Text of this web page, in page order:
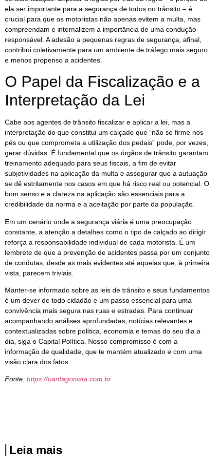
ela ser importante para a segurança de todos no trânsito – é
crucial para que os motoristas não apenas evitem a multa, mas
compreendam e internalizem a importância de uma condução
responsável. A adesão a pequenas regras de segurança, afinal,
contribui coletivamente para um ambiente de tráfego mais seguro
e menos propenso a acidentes.
O Papel da Fiscalização e a
Interpretação da Lei
Cabe aos agentes de trânsito fiscalizar e aplicar a lei, mas a
interpretação do que constitui um calçado que “não se firme nos
pés ou que comprometa a utilização dos pedais” pode, por vezes,
gerar dúvidas. É fundamental que os órgãos de trânsito garantam
treinamento adequado para seus fiscais, a fim de evitar
subjetividades na aplicação da multa e assegurar que a autuação
se dê estritamente nos casos em que há risco real ou potencial. O
bom senso e a clareza na aplicação são essenciais para a
credibilidade da norma e a aceitação por parte da população.
Em um cenário onde a segurança viária é uma preocupação
constante, a atenção a detalhes como o tipo de calçado ao dirigir
reforça a responsabilidade individual de cada motorista. É um
lembrete de que a prevenção de acidentes passa por um conjunto
de condutas, desde as mais evidentes até aquelas que, à primeira
vista, parecem triviais.
Manter-se informado sobre as leis de trânsito e seus fundamentos
é um dever de todo cidadão e um passo essencial para uma
convivência mais segura nas ruas e estradas. Para continuar
acompanhando análises aprofundadas, notícias relevantes e
contextualizadas sobre política, economia e temas do seu dia a
dia, siga o Capital Política. Nosso compromisso é com a
informação de qualidade, que te mantém atualizado e com uma
visão clara dos fatos.
Fonte: https://oantagonista.com.br
Leia mais